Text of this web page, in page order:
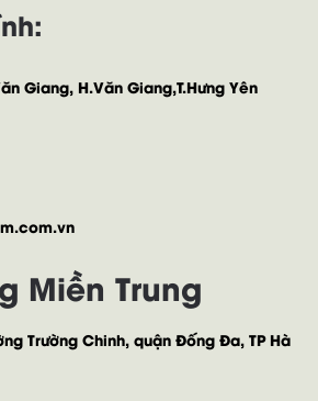
Giang, H.Văn Giang,T.Hưng Yên
Miền Trung
Trường Chinh, quận Đống Đa, TP Hà